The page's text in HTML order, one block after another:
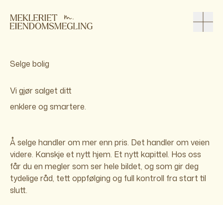
Selge bolig
Vi gjør salget ditt
enklere og smartere.
Å selge handler om mer enn pris. Det handler om veien
videre. Kanskje et nytt hjem. Et nytt kapittel. Hos oss
får du en megler som ser hele bildet, og som gir deg
tydelige råd, tett oppfølging og full kontroll fra start til
slutt.
Fyll ut skjemaet under, så tar en av våre
meglere kontakt for en uforpliktende prat
trenger for å komme trygt i gang.
* Påkrevde felter